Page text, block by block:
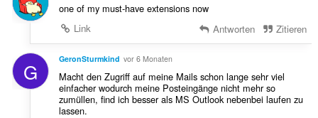
e
:
one of my must-have extensions now
Link
Antworten Zitieren
G GeronSturmkind vor 6 Monaten
Macht den Zugriff auf meine Mails schon lange sehr viel
einfacher wodurch meine Posteingänge nicht mehr so
zumüllen, find ich besser als MS Outlook nebenbei laufen zu
lassen.